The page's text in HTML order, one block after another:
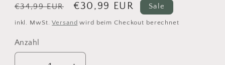
Normaler
Preis
€34,99 EUR Verkaufspreis
€30,99 EUR Sale
inkl. MwSt.Versand wird beim Checkout berechnet
Anzahl